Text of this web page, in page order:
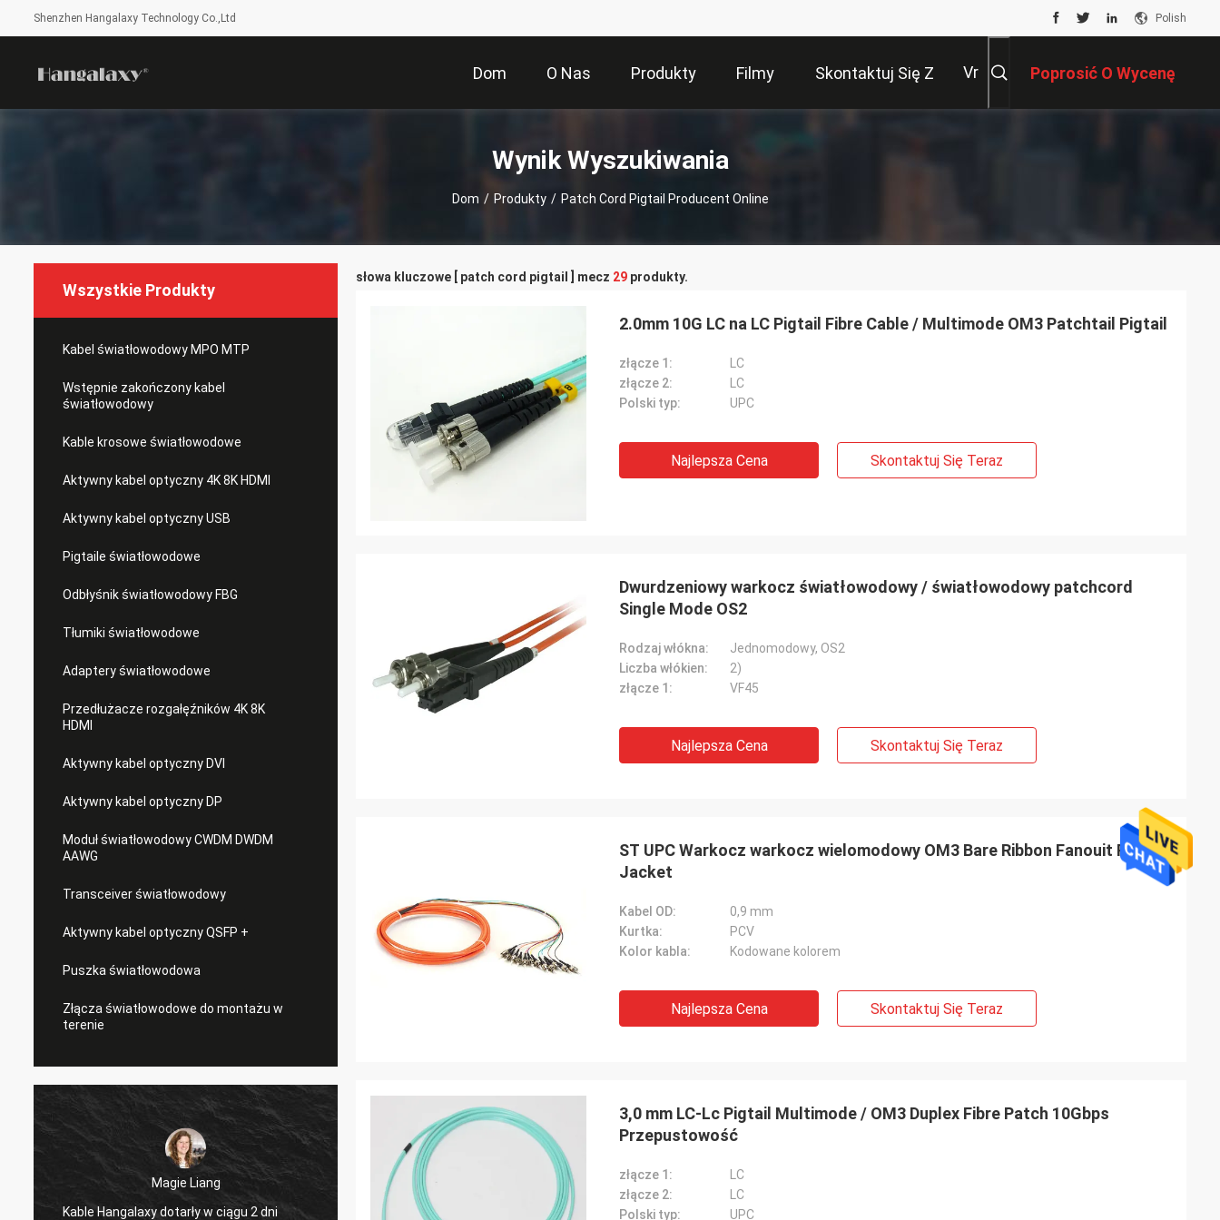
Shenzhen Hangalaxy Technology Co.,Ltd Polish
Dom O Nas Produkty Filmy Skontaktuj Się Z Vr Poprosić O Wycenę
Wynik Wyszukiwania
Dom / Produkty / Patch Cord Pigtail Producent Online
Wszystkie Produkty
Kabel światłowodowy MPO MTP
Wstępnie zakończony kabel
światłowodowy
Kable krosowe światłowodowe
Aktywny kabel optyczny 4K 8K HDMI
Aktywny kabel optyczny USB
Pigtaile światłowodowe
Odbłyśnik światłowodowy FBG
Tłumiki światłowodowe
Adaptery światłowodowe
Przedłużacze rozgałęźników 4K 8K
HDMI
Aktywny kabel optyczny DVI
Aktywny kabel optyczny DP
Moduł światłowodowy CWDM DWDM
AAWG
Transceiver światłowodowy
Aktywny kabel optyczny QSFP +
Puszka światłowodowa
Złącza światłowodowe do montażu w
terenie
Magie Liang
Kable Hangalaxy dotarły w ciągu 2 dni
Cieszę się, że znalazłem te adaptery,
Hangalaxy zapewnia aktywny kabel
optyczny 100G QSFP28 w odległości 1 m,
słowa kluczowe [ patch cord pigtail ] mecz 29 produkty.
2.0mm 10G LC na LC Pigtail Fibre Cable / Multimode OM3 Patchtail Pigtail
złącze 1:
LC
złącze 2:
LC
Polski typ:
UPC
Najlepsza Cena Skontaktuj Się Teraz
Dwurdzeniowy warkocz światłowodowy / światłowodowy patchcord
Single Mode OS2
Rodzaj włókna:
Jednomodowy, OS2
Liczba włókien:
2)
złącze 1:
VF45
Najlepsza Cena Skontaktuj Się Teraz
ST UPC Warkocz warkocz wielomodowy OM3 Bare Ribbon Fanouit PVC
Jacket
Kabel OD:
0,9 mm
Kurtka:
PCV
Kolor kabla:
Kodowane kolorem
Najlepsza Cena Skontaktuj Się Teraz
3,0 mm LC-Lc Pigtail Multimode / OM3 Duplex Fibre Patch 10Gbps
Przepustowość
złącze 1:
LC
złącze 2:
LC
Polski typ:
UPC